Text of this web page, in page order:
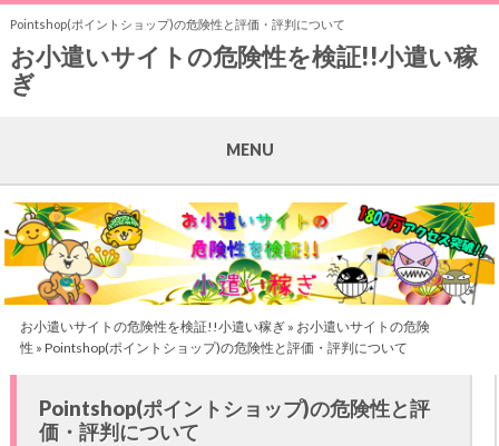
Pointshop(ポイントショップ)の危険性と評価・評判について
お小遣いサイトの危険性を検証!!小遣い稼
ぎ
MENU
お小遣いサイトの危険性を検証!!小遣い稼ぎ» お小遣いサイトの危険
性 » Pointshop(ポイントショップ)の危険性と評価・評判について
Pointshop(ポイントショップ)の危険性と評
価・評判について